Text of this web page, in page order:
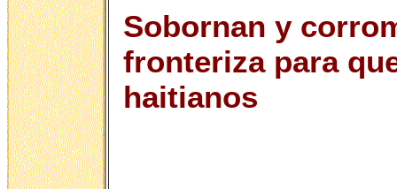
Sobornan y
fronteriza para
haitianos